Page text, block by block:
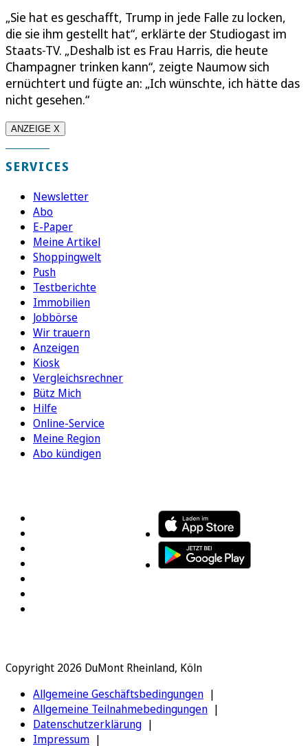
„Sie hat es geschafft, Trump in jede Falle zu locken,
die sie ihm gestellt hat“, erklärte der Studiogast im
Staats-TV. „Deshalb ist es Frau Harris, die heute
Champagner trinken kann“, zeigte Naumow sich
ernüchtert und fügte an: „Ich wünschte, ich hätte das
nicht gesehen.“
ANZEIGE X
SERVICES
Newsletter
Abo
E-Paper
Meine Artikel
Shoppingwelt
Push
Testberichte
Immobilien
Jobbörse
Wir trauern
Anzeigen
Kiosk
Vergleichsrechner
Bütz Mich
Hilfe
Online-Service
Meine Region
Abo kündigen
Copyright 2026 DuMont Rheinland, Köln
Allgemeine Geschäftsbedingungen
Allgemeine Teilnahmebedingungen
Datenschutzerklärung
Impressum